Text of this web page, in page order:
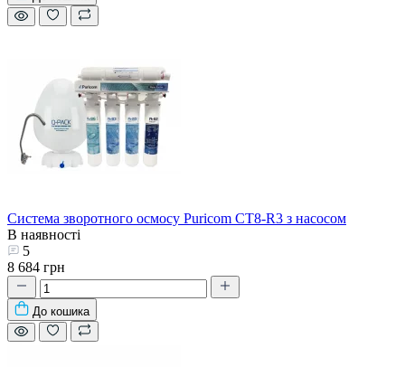
Система зворотного осмосу Puricom CT8-R3 з насосом
В наявності
5
8 684 грн
До кошика